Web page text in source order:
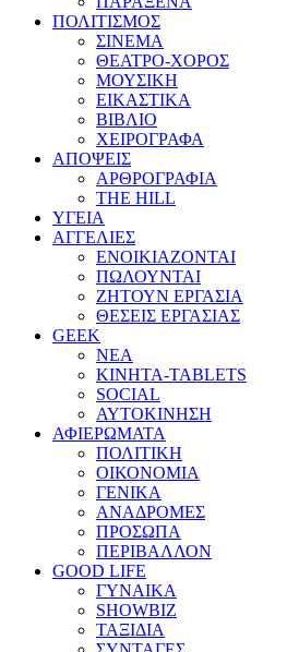
ΠΟΛΙΤΙΣΜΟΣ
ΣΙΝΕΜΑ
ΘΕΑΤΡΟ-ΧΟΡΟΣ
ΜΟΥΣΙΚΗ
ΕΙΚΑΣΤΙΚΑ
ΒΙΒΛΙΟ
ΧΕΙΡΟΓΡΑΦΑ
ΑΠΟΨΕΙΣ
ΑΡΘΡΟΓΡΑΦΙΑ
THE HILL
ΥΓΕΙΑ
ΑΓΓΕΛΙΕΣ
ΕΝΟΙΚΙΑΖΟΝΤΑΙ
ΠΩΛΟΥΝΤΑΙ
ΖΗΤΟΥΝ ΕΡΓΑΣΙΑ
ΘΕΣΕΙΣ ΕΡΓΑΣΙΑΣ
GEEK
ΝΕΑ
ΚΙΝΗΤΑ-TABLETS
SOCIAL
ΑΥΤΟΚΙΝΗΣΗ
ΑΦΙΕΡΩΜΑΤΑ
ΠΟΛΙΤΙΚΗ
ΟΙΚΟΝΟΜΙΑ
ΓΕΝΙΚΑ
ΑΝΑΔΡΟΜΕΣ
ΠΡΟΣΩΠΑ
ΠΕΡΙΒΑΛΛΟΝ
GOOD LIFE
ΓΥΝΑΙΚΑ
SHOWBIZ
ΤΑΞΙΔΙΑ